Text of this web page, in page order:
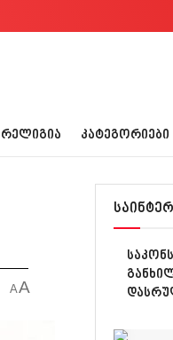
ᲠᲔᲚᲘᲒᲘᲐ ᲙᲐᲢᲔᲒᲝᲠᲘᲔᲑᲘ
AA